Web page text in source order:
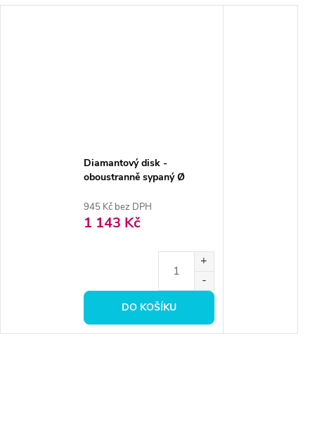
Diamantový disk -
oboustranně sypaný Ø
945 Kč bez DPH
1 143 Kč
DO KOŠÍKU